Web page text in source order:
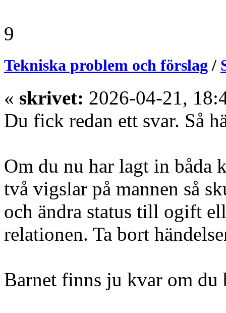
9
Tekniska problem och förslag/
« skrivet: 2026-04-21,
Du fick redan ett svar. Så
Om du nu har lagt in båda
två vigslar på mannen så
och ändra status till ogift
relationen. Ta bort
Barnet finns ju kvar om du